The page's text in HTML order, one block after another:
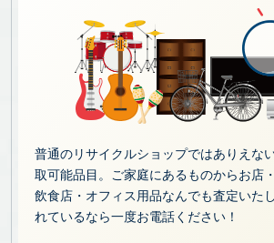
普通のリサイクルショップではありえな
取可能品目。ご家庭にあるものからお店
飲食店・オフィス用品なんでも査定いた
れているなら一度お電話ください！